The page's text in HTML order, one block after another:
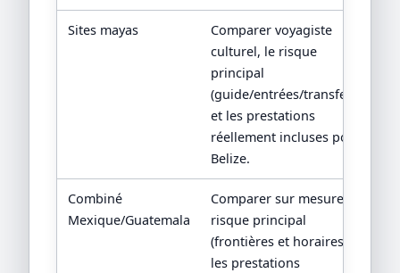
Sites mayas
Comparer voyagiste
culturel, le risque
principal
(guide/entrées/transferts)
et les prestations
réellement incluses pour
Belize.
Combiné
Mexique/Guatemala
Comparer sur mesure, le
risque principal
(frontières et horaires) et
les prestations